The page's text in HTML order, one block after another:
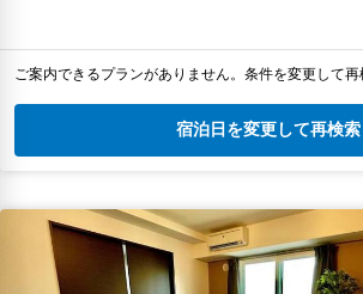
ご案内できるプランがありません。条件を変更して再
宿泊日を変更して再検索